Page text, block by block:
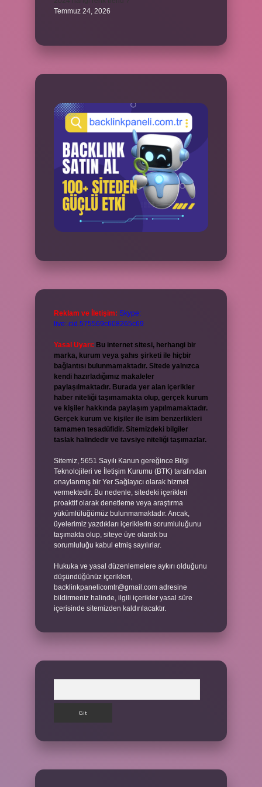
Temmuz 24, 2026
Reklam ve İletişim: Skype:
live:.cid.575569c608265c69
Yasal Uyarı: Bu internet sitesi, herhangi bir
marka, kurum veya şahıs şirketi ile hiçbir
bağlantısı bulunmamaktadır. Sitede yalnızca
kendi hazırladığımız makaleler
paylaşılmaktadır. Burada yer alan içerikler
haber niteliği taşımamakta olup, gerçek kurum
ve kişiler hakkında paylaşım yapılmamaktadır.
Gerçek kurum ve kişiler ile isim benzerlikleri
tamamen tesadüfidir. Sitemizdeki bilgiler
taslak halindedir ve tavsiye niteliği taşımazlar.
Sitemiz, 5651 Sayılı Kanun gereğince Bilgi
Teknolojileri ve İletişim Kurumu (BTK) tarafından
onaylanmış bir Yer Sağlayıcı olarak hizmet
vermektedir. Bu nedenle, sitedeki içerikleri
proaktif olarak denetleme veya araştırma
yükümlülüğümüz bulunmamaktadır. Ancak,
üyelerimiz yazdıkları içeriklerin sorumluluğunu
taşımakta olup, siteye üye olarak bu
sorumluluğu kabul etmiş sayılırlar.
Hukuka ve yasal düzenlemelere aykırı olduğunu
düşündüğünüz içerikleri,
backlinkpanelicomtr@gmail.com adresine
bildirmeniz halinde, ilgili içerikler yasal süre
içerisinde sitemizden kaldırılacaktır.